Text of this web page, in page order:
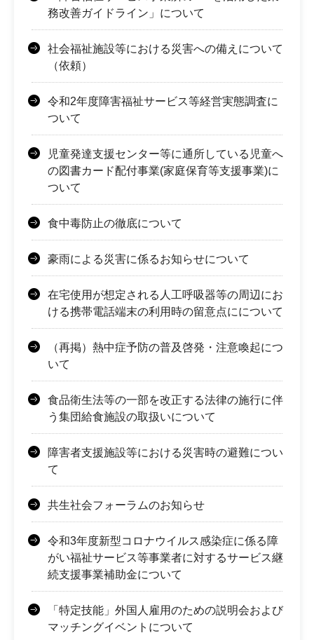
務改善ガイドライン」について
社会福祉施設等における災害への備えについて
（依頼）
令和2年度障害福祉サービス等経営実態調査に
ついて
児童発達支援センター等に通所している児童へ
の図書カード配付事業(家庭保育等支援事業)に
ついて
食中毒防止の徹底について
豪雨による災害に係るお知らせについて
在宅使用が想定される人工呼吸器等の周辺にお
ける携帯電話端末の利用時の留意点にについて
（再掲）熱中症予防の普及啓発・注意喚起につ
いて
食品衛生法等の一部を改正する法律の施行に伴
う集団給食施設の取扱いについて
障害者支援施設等における災害時の避難につい
て
共生社会フォーラムのお知らせ
令和3年度新型コロナウイルス感染症に係る障
がい福祉サービス等事業者に対するサービス継
続支援事業補助金について
「特定技能」外国人雇用のための説明会および
マッチングイベントについて